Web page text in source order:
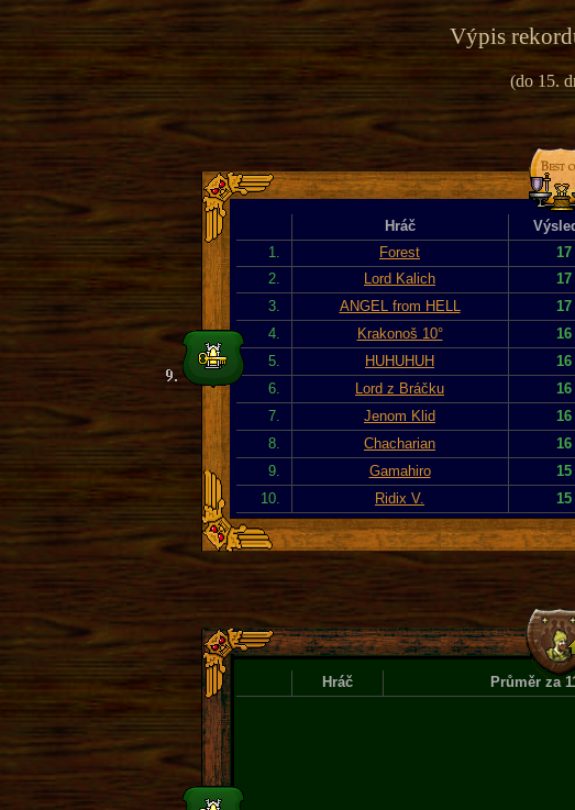
Výpis
(do 15.
Hráč
1.
Forest 17
2.
Lord Kalich 17
3.
ANGEL from HELL 17
4.
Krakonoš 10° 16
5.
HUHUHUH 16
6.
Lord z Bráčku 16
7.
Jenom Klid 16
8.
Chacharian 16
9.
Gamahiro 15
10.
Ridix V. 15
Hráč Průměr za